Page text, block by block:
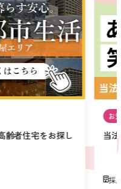
齢者住宅をお探し
お
当
採